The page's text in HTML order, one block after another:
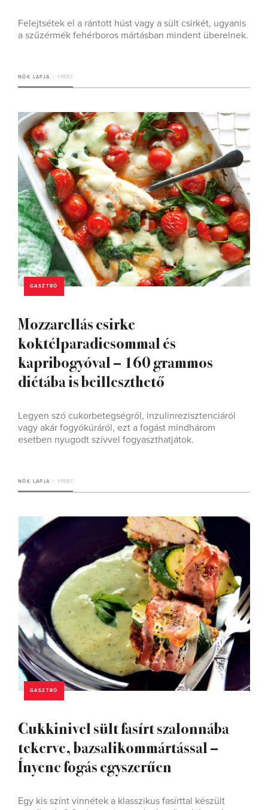
Felejtsétek el a rántott húst vagy a sült csirkét, ugyanis
a szűzérmék fehérboros mártásban mindent überelnek.
NŐK LAPJA 1 PERC
GASZTRÓ
Mozzarellás csirke
koktélparadicsommal és
kapribogyóval – 160 grammos
diétába is beilleszthető
Legyen szó cukorbetegségről, inzulinrezisztenciáról
vagy akár fogyókúráról, ezt a fogást mindhárom
esetben nyugodt szívvel fogyaszthatjátok.
NŐK LAPJA 1 PERC
GASZTRÓ
Cukkinivel sült fasírt szalonnába
tekerve, bazsalikommártással –
Ínyenc fogás egyszerűen
Egy kis színt vinnétek a klasszikus fasírttal készült